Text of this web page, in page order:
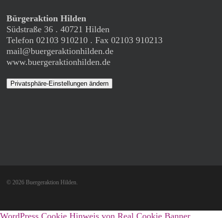
Bürgeraktion Hilden
Südstraße 36 . 40721 Hilden
Telefon 02103 910210 . Fax 02103 910213
mail@buergeraktionhilden.de
www.buergeraktionhilden.de
Privatsphäre-Einstellungen ändern
© 2026 Buergeraktion Hilden.
WordPress Cookie Hinweis von Real Cookie Banner